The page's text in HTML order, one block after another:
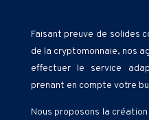
Faisant preuve de solides
de la cryptomonnaie, nos
effectuer le service
prenant en compte votre
Nous proposons la